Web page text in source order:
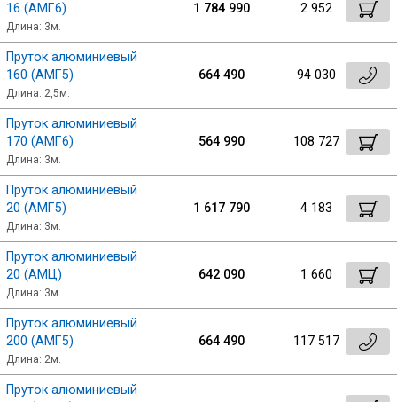
16 (АМГ6)
Длина: 3м.
1 784 990 2 952
Пруток алюминиевый
160 (АМГ5)
Длина: 2,5м.
664 490 94 030
Пруток алюминиевый
170 (АМГ6)
Длина: 3м.
564 990 108 727
Пруток алюминиевый
20 (АМГ5)
Длина: 3м.
1 617 790 4 183
Пруток алюминиевый
20 (АМЦ)
Длина: 3м.
642 090 1 660
Пруток алюминиевый
200 (АМГ5)
Длина: 2м.
664 490 117 517
Пруток алюминиевый